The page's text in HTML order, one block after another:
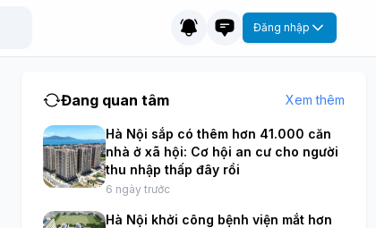
Đăng nhập
Đang quan tâm Xem thêm
Hà Nội sắp có thêm hơn 41.000 căn
nhà ở xã hội: Cơ hội an cư cho người
thu nhập thấp đây rồi
6 ngày trước
Hà Nội khởi công bệnh viện mắt hơn